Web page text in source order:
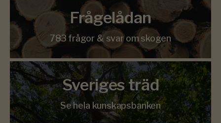
Frågelådan
783 frågor & svar om skogen
Sveriges träd
Se hela kunskapsbanken